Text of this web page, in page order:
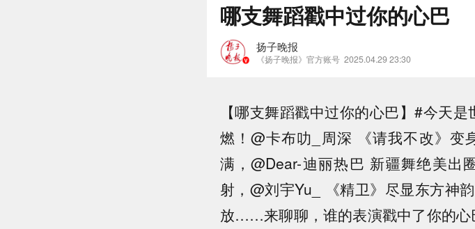
哪支舞蹈戳中过你的心巴
扬子晚报
《扬子晚报》官方账号 2025.04.29 23:30
【哪支舞蹈戳中过你的心巴】#今天
燃！@卡布叻_周深 《请我不改》变
满，@Dear-迪丽热巴 新疆舞绝美出
射，@刘宇Yu_ 《精卫》尽显东方神
放……来聊聊，谁的表演戳中了你的